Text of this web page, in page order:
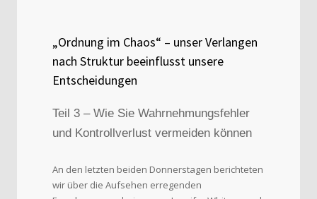
„Ordnung im Chaos“ – unser Verlangen
nach Struktur beeinflusst unsere
Entscheidungen
Teil 3 – Wie Sie Wahrnehmungsfehler
und Kontrollverlust vermeiden können
An den letzten beiden Donnerstagen berichteten
wir über die Aufsehen erregenden